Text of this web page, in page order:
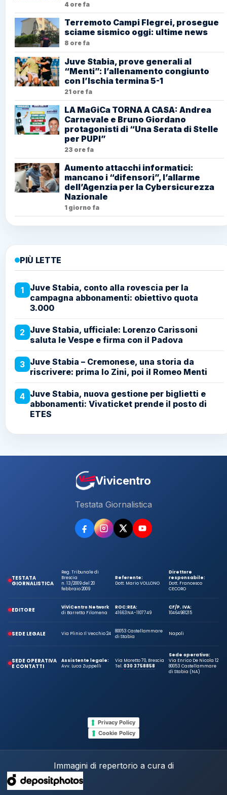
4 ore fa
Terremoto Campi Flegrei, prosegue
sciame sismico oggi: ultime news
8 ore fa
Juve Stabia, prove generali al
“Menti”: l’allenamento congiunto
con l’Ischia termina 5-1
21 ore fa
LA MaGiCa TORNA A CASA: Andrea
Carnevale e Bruno Giordano
protagonisti di “Una Serata di Stelle
per PUPI”
23 ore fa
Aumento attacchi informatici:
mancano i “difensori”, l’allarme
dell’Agenzia per la Cybersicurezza
Nazionale
1 giorno fa
PIÙ LETTE
1
Juve Stabia, conto alla rovescia per la
campagna abbonamenti: obiettivo quota
3.000
2 Juve Stabia, ufficiale: Lorenzo Carissoni
saluta le Vespe e firma con il Padova
3 Juve Stabia – Cremonese, una storia da
riscrivere: prima lo Zini, poi il Romeo Menti
4 Juve Stabia, nuova gestione per biglietti e
abbonamenti: Vivaticket prende il posto di
ETES
Vivicentro
Testata Giornalistica
TESTATA
GIORNALISTICA
Reg. Tribunale di
Brescia
n. 13/2009 del 20
febbraio 2009
Referente:
Dott. Mario VOLLONO
Direttore
responsabile:
Dott. Francesco
CECORO
EDITORE
ViViCentro Network
di Barretta Filomena
ROC:
41663
REA:
NA-1107749
CF/P. IVA:
10464981215
SEDE LEGALE Via Plinio Il Vecchio 24
80053 Castellammare
di Stabia
Napoli
SEDE OPERATIVA
E CONTATTI
Assistente legale:
Avv. Luca Zuppelli
Via Moretto 70, Brescia
Tel.030 3758858
Sede operativa:
Via Enrico De Nicola 12
80053 Castellammare
di Stabia (NA)
Privacy Policy
Cookie Policy
Immagini di repertorio a cura di